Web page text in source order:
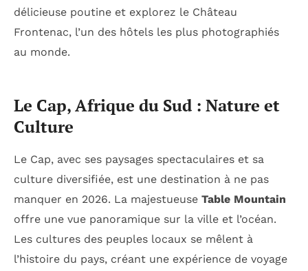
délicieuse poutine et explorez le Château
Frontenac, l’un des hôtels les plus photographiés
au monde.
Le Cap, Afrique du Sud : Nature et
Culture
Le Cap, avec ses paysages spectaculaires et sa
culture diversifiée, est une destination à ne pas
manquer en 2026. La majestueuse Table Mountain
offre une vue panoramique sur la ville et l’océan.
Les cultures des peuples locaux se mêlent à
l’histoire du pays, créant une expérience de voyage